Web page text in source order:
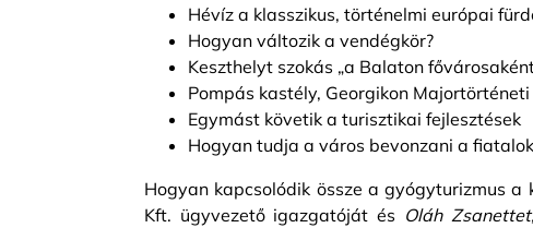
Hévíz a klasszikus, történelmi európai
Hogyan változik a vendégkör?
Keszthelyt szokás „a Balaton
Pompás kastély, Georgikon
Egymást követik a turisztikai fejlesztések
Hogyan tudja a város bevonzani a
Hogyan kapcsolódik össze a gyógyturizmus a
Kft. ügyvezető igazgatóját és Oláh Zsanettet,